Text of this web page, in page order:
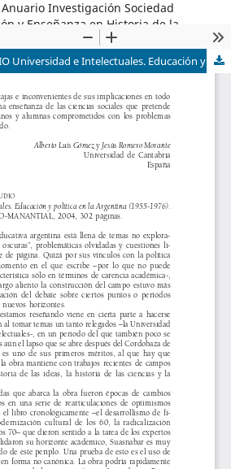
Investigación Sociedad
y Enseñanza en Historia de la
SUASNÁBAR, CLAUDIO Universidad e Intelectuales. Educación y política en la Argentina (1955-1976). Buenos Aires, FLACSO-MANANTIAL, 2004, 302 páginas.